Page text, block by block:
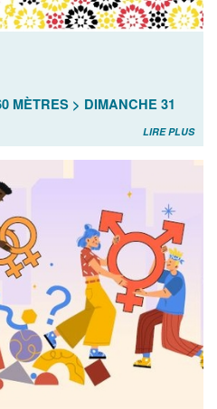
MÈTRES > DIMANCHE 31
LIRE PLUS